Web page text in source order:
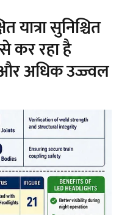
सुनिश्चित
कर रहा है
और अधिक उज्ज्वल